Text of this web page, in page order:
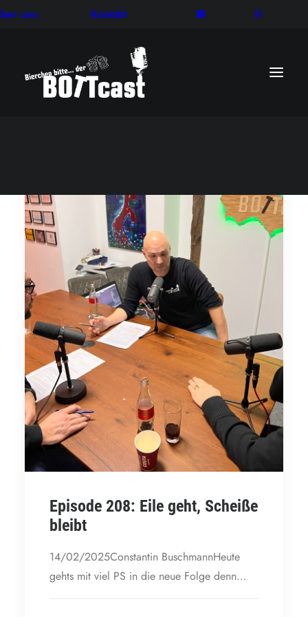
uns Kontakt
Episode 208: Eile geht, Scheiße
bleibt
14/02/2025Constantin BuschmannHeute
gehts mit viel PS in die neue Folge denn…